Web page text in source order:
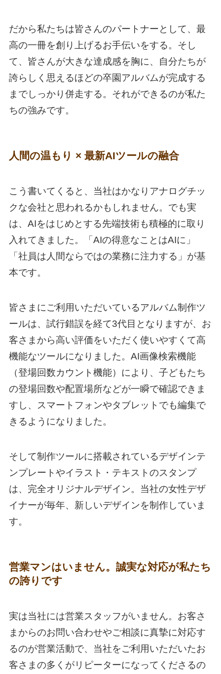
だから私たちは皆さんのパートナーとして、最
高の一冊を創り上げるお手伝いをする。そし
て、皆さんが大きな達成感を胸に、自分たちが
誇らしく思えるほどの卒園アルバムが完成する
までしっかり併走する。それができるのが私た
ちの強みです。
人間の温もり × 最新AIツールの融合
こう書いてくると、当社はかなりアナログチッ
クな会社と思われるかもしれません。でも実
は、AIをはじめとする先端技術も積極的に取り
入れてきました。「AIの得意なことはAIに」
「社員は人間ならではの業務に注力する」が基
本です。
皆さまにご利用いただいているアルバム制作ツ
ールは、試行錯誤を経て3代目となりますが、お
客さまから高い評価をいただく使いやすくて高
機能なツールになりました。AI画像検索機能
（登場回数カウント機能）により、子どもたち
の登場回数や配置場所などが一瞬で確認できま
すし、スマートフォンやタブレットでも編集で
きるようになりました。
そして制作ツールに搭載されているデザインテ
ンプレートやイラスト・テキストのスタンプ
は、完全オリジナルデザイン。当社の女性デザ
イナーが毎年、新しいデザインを制作していま
す。
営業マンはいません。誠実な対応が私たち
の誇りです
実は当社には営業スタッフがいません。お客さ
まからのお問い合わせやご相談に真摯に対応す
るのが営業活動で、当社をご利用いただいたお
客さまの多くがリピーターになってくださるの